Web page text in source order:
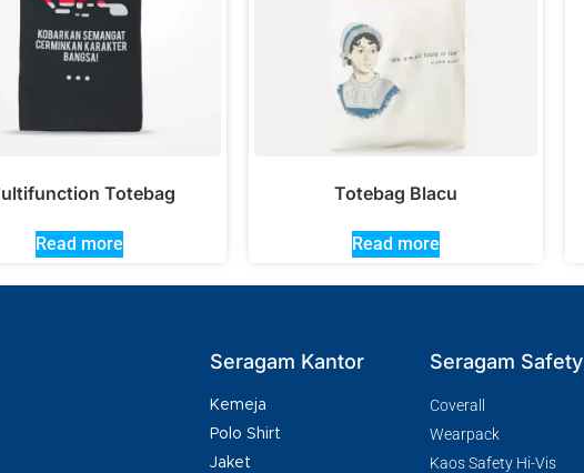
Totebag
Read more
Totebag Blacu
Read more
Seragam Kantor
Kemeja
Polo Shirt
Jaket
Seragam Safety
Coverall
Wearpack
Kaos Safety Hi-Vis